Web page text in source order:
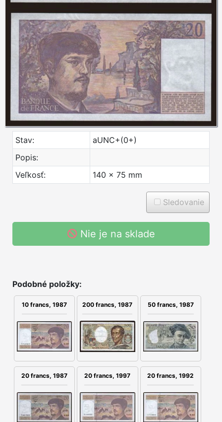
Stav:
aUNC+(0+)
Popis:
Veľkosť:
140 x 75 mm
Sledovanie
Nie je na sklade
Podobné položky:
10 francs, 1987 200 francs, 1987 50 francs, 1987
20 francs, 1987 20 francs, 1997 20 francs, 1992